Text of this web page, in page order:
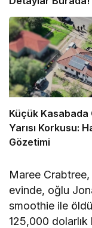
Küçük Kasabada
Yarısı Korkusu:
Gözetimi
Maree Crabtree,
evinde, oğlu
smoothie ile
125,000